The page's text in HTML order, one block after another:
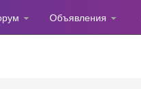
Объявления